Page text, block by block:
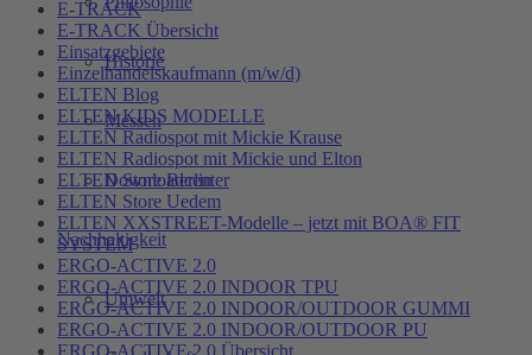
Historie
Messen
Downloadcenter
Nachhaltigkeit
Umwelt
E-TRACK
E-TRACK Übersicht
Einsatzgebiete
Einzelhandelskaufmann (m/w/d)
ELTEN Blog
ELTEN KIDS MODELLE
ELTEN Radiospot mit Mickie Krause
ELTEN Radiospot mit Mickie und Elton
ELTEN Store Berlin
ELTEN Store Uedem
ELTEN XXSTREET-Modelle – jetzt mit BOA® FIT
SYSTEM
ERGO-ACTIVE 2.0
ERGO-ACTIVE 2.0 INDOOR TPU
ERGO-ACTIVE 2.0 INDOOR/OUTDOOR GUMMI
ERGO-ACTIVE 2.0 INDOOR/OUTDOOR PU
ERGO-ACTIVE 2.0 Übersicht